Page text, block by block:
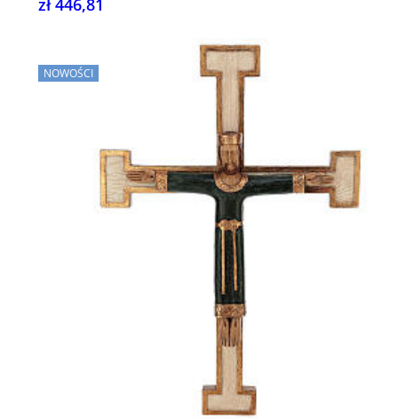
zł 446,81
NOWOŚCI